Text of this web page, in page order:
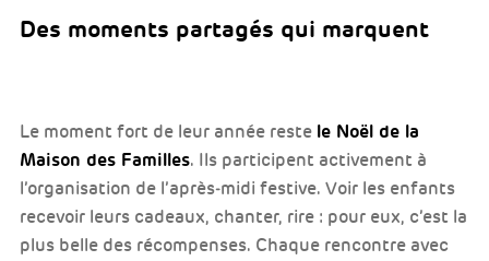
Des moments partagés qui marquent
Le moment fort de leur année reste le Noël de la
Maison des Familles. Ils participent activement à
l’organisation de l’après‑midi festive. Voir les enfants
recevoir leurs cadeaux, chanter, rire : pour eux, c’est la
plus belle des récompenses. Chaque rencontre avec